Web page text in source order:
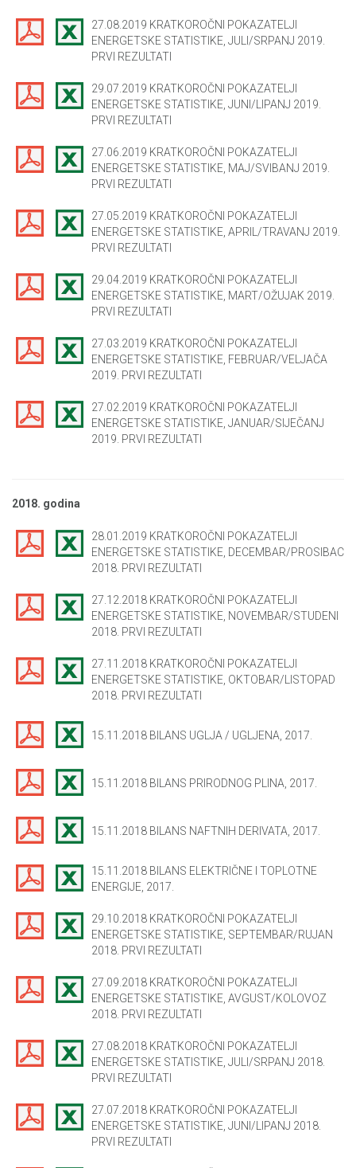
27.08.2019 KRATKOROČNI POKAZATELJI
ENERGETSKE STATISTIKE, JULI/SRPANJ 2019.
PRVI REZULTATI
29.07.2019 KRATKOROČNI POKAZATELJI
ENERGETSKE STATISTIKE, JUNI/LIPANJ 2019.
PRVI REZULTATI
27.06.2019 KRATKOROČNI POKAZATELJI
ENERGETSKE STATISTIKE, MAJ/SVIBANJ 2019.
PRVI REZULTATI
27.05.2019 KRATKOROČNI POKAZATELJI
ENERGETSKE STATISTIKE, APRIL/TRAVANJ 2019.
PRVI REZULTATI
29.04.2019 KRATKOROČNI POKAZATELJI
ENERGETSKE STATISTIKE, MART/OŽUJAK 2019.
PRVI REZULTATI
27.03.2019 KRATKOROČNI POKAZATELJI
ENERGETSKE STATISTIKE, FEBRUAR/VELJAČA
2019. PRVI REZULTATI
27.02.2019 KRATKOROČNI POKAZATELJI
ENERGETSKE STATISTIKE, JANUAR/SIJEČANJ
2019. PRVI REZULTATI
2018. godina
28.01.2019 KRATKOROČNI POKAZATELJI
ENERGETSKE STATISTIKE, DECEMBAR/PROSIBAC
2018. PRVI REZULTATI
27.12.2018 KRATKOROČNI POKAZATELJI
ENERGETSKE STATISTIKE, NOVEMBAR/STUDENI
2018. PRVI REZULTATI
27.11.2018 KRATKOROČNI POKAZATELJI
ENERGETSKE STATISTIKE, OKTOBAR/LISTOPAD
2018. PRVI REZULTATI
15.11.2018 BILANS UGLJA / UGLJENA, 2017.
15.11.2018 BILANS PRIRODNOG PLINA, 2017.
15.11.2018 BILANS NAFTNIH DERIVATA, 2017.
15.11.2018 BILANS ELEKTRIČNE I TOPLOTNE
ENERGIJE, 2017.
29.10.2018 KRATKOROČNI POKAZATELJI
ENERGETSKE STATISTIKE, SEPTEMBAR/RUJAN
2018. PRVI REZULTATI
27.09.2018 KRATKOROČNI POKAZATELJI
ENERGETSKE STATISTIKE, AVGUST/KOLOVOZ
2018. PRVI REZULTATI
27.08.2018 KRATKOROČNI POKAZATELJI
ENERGETSKE STATISTIKE, JULI/SRPANJ 2018.
PRVI REZULTATI
27.07.2018 KRATKOROČNI POKAZATELJI
ENERGETSKE STATISTIKE, JUNI/LIPANJ 2018.
PRVI REZULTATI